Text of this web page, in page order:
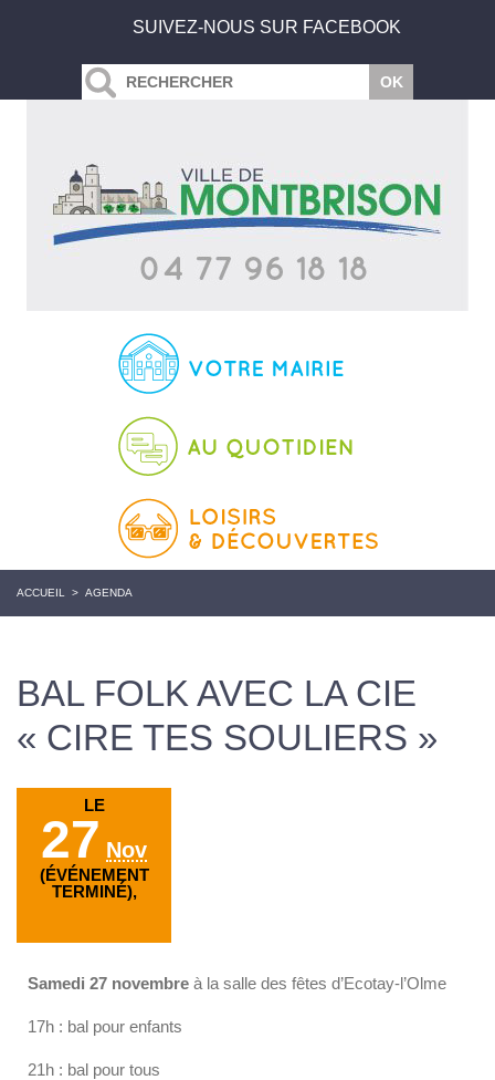
SUIVEZ-NOUS SUR FACEBOOK
ACCUEIL > AGENDA
BAL FOLK AVEC LA CIE
« CIRE TES SOULIERS »
LE
27 Nov
(ÉVÉNEMENT
TERMINÉ),
Samedi 27 novembre à la salle des fêtes d’Ecotay-l’Olme
17h : bal pour enfants
21h : bal pour tous